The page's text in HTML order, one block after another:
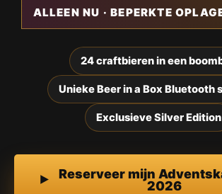
ALLEEN NU · BEPERKTE
24 craftbieren in een
Unieke Beer in a Box Bluetooth
Exclusieve Silver Edition
Reserveer mijn
2026